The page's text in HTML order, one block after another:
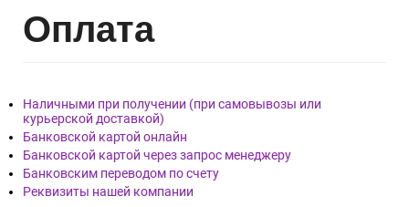
Оплата
Наличными при получении (при самовывозы или
курьерской доставкой)
Банковской картой онлайн
Банковской картой через запрос менеджеру
Банковским переводом по счету
Реквизиты нашей компании